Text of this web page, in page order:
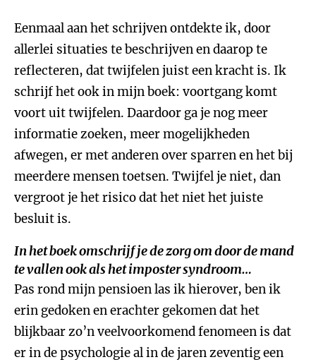
Eenmaal aan het schrijven ontdekte ik, door
allerlei situaties te beschrijven en daarop te
reflecteren, dat twijfelen juist een kracht is. Ik
schrijf het ook in mijn boek: voortgang komt
voort uit twijfelen. Daardoor ga je nog meer
informatie zoeken, meer mogelijkheden
afwegen, er met anderen over sparren en het bij
meerdere mensen toetsen. Twijfel je niet, dan
vergroot je het risico dat het niet het juiste
besluit is.
In het boek omschrijf je de zorg om door de mand
te vallen ook als het imposter syndroom…
Pas rond mijn pensioen las ik hierover, ben ik
erin gedoken en erachter gekomen dat het
blijkbaar zo’n veelvoorkomend fenomeen is dat
er in de psychologie al in de jaren zeventig een